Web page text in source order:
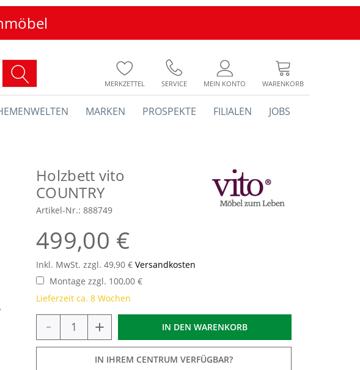
MERKZETTEL SERVICE MEIN KONTO WARENKORB
MARKEN PROSPEKTE FILIALEN JOBS
Holzbett vito
COUNTRY
Artikel-Nr.: 888749
499,00 €
Inkl. MwSt. zzgl. 49,90 € Versandkosten
Lieferzeit ca. 8 Wochen
Montage zzgl. 100,00 €
- + IN DEN WARENKORB
IN IHREM CENTRUM VERFÜGBAR?